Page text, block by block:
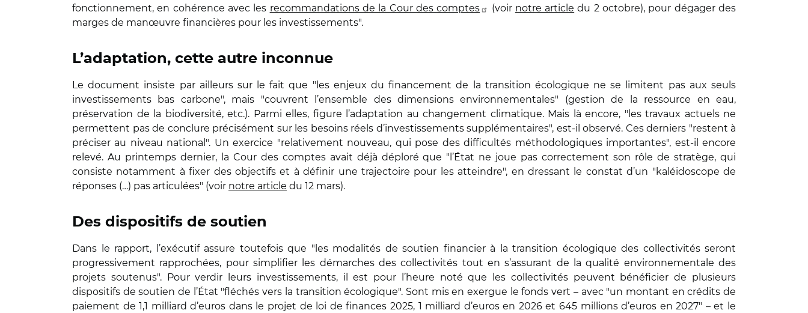
fonctionnement, en cohérence avec les recommandations de la Cour des comptes (voir notre article du 2 octobre), pour dégager des
marges de manœuvre financières pour les investissements".
L’adaptation, cette autre inconnue
Le document insiste par ailleurs sur le fait que "les enjeux du financement de la transition écologique ne se limitent pas aux seuls
investissements bas carbone", mais "couvrent l’ensemble des dimensions environnementales" (gestion de la ressource en eau,
préservation de la biodiversité, etc.). Parmi elles, figure l’adaptation au changement climatique. Mais là encore, "les travaux actuels ne
permettent pas de conclure précisément sur les besoins réels d’investissements supplémentaires", est-il observé. Ces derniers "restent à
préciser au niveau national". Un exercice "relativement nouveau, qui pose des difficultés méthodologiques importantes", est-il encore
relevé. Au printemps dernier, la Cour des comptes avait déjà déploré que "l’État ne joue pas correctement son rôle de stratège, qui
consiste notamment à fixer des objectifs et à définir une trajectoire pour les atteindre", en dressant le constat d’un "kaléidoscope de
réponses (…) pas articulées" (voir notre article du 12 mars).
Des dispositifs de soutien
Dans le rapport, l’exécutif assure toutefois que "les modalités de soutien financier à la transition écologique des collectivités seront
progressivement rapprochées, pour simplifier les démarches des collectivités tout en s’assurant de la qualité environnementale des
projets soutenus". Pour verdir leurs investissements, il est pour l’heure noté que les collectivités peuvent bénéficier de plusieurs
dispositifs de soutien de l’État "fléchés vers la transition écologique". Sont mis en exergue le fonds vert – avec "un montant en crédits de
paiement de 1,1 milliard d’euros dans le projet de loi de finances 2025, 1 milliard d’euros en 2026 et 645 millions d’euros en 2027" – et le